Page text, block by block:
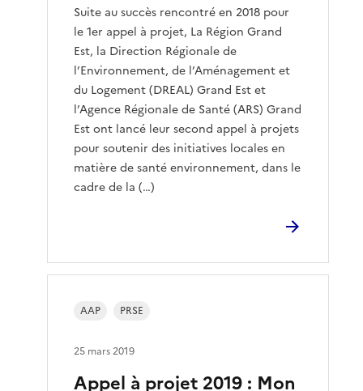
Suite au succès rencontré en 2018 pour
le 1er appel à projet, La Région Grand
Est, la Direction Régionale de
l’Environnement, de l’Aménagement et
du Logement (DREAL) Grand Est et
l’Agence Régionale de Santé (ARS) Grand
Est ont lancé leur second appel à projets
pour soutenir des initiatives locales en
matière de santé environnement, dans le
cadre de la (…)
Appel à projet 2019 : Mon
AAP PRSE
25 mars 2019